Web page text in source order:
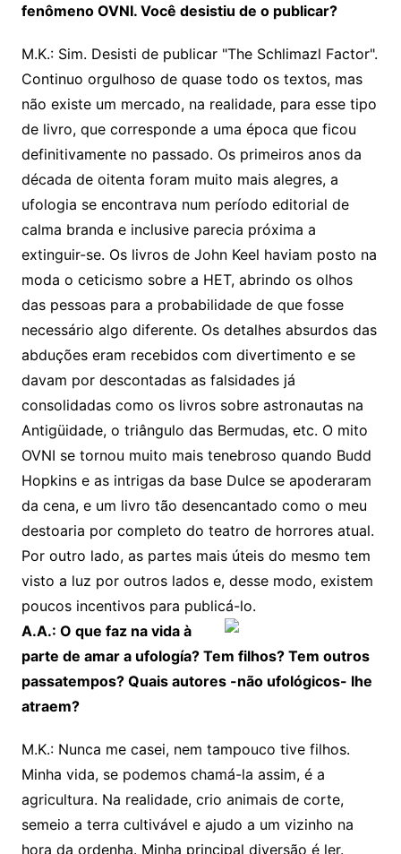
fenômeno OVNI. Você desistiu de o publicar?
M.K.: Sim. Desisti de publicar "The Schlimazl Factor".
Continuo orgulhoso de quase todo os textos, mas
não existe um mercado, na realidade, para esse tipo
de livro, que corresponde a uma época que ficou
definitivamente no passado. Os primeiros anos da
década de oitenta foram muito mais alegres, a
ufologia se encontrava num período editorial de
calma branda e inclusive parecia próxima a
extinguir-se. Os livros de John Keel haviam posto na
moda o ceticismo sobre a HET, abrindo os olhos
das pessoas para a probabilidade de que fosse
necessário algo diferente. Os detalhes absurdos das
abduções eram recebidos com divertimento e se
davam por descontadas as falsidades já
consolidadas como os livros sobre astronautas na
Antigüidade, o triângulo das Bermudas, etc. O mito
OVNI se tornou muito mais tenebroso quando Budd
Hopkins e as intrigas da base Dulce se apoderaram
da cena, e um livro tão desencantado como o meu
destoaria por completo do teatro de horrores atual.
Por outro lado, as partes mais úteis do mesmo tem
visto a luz por outros lados e, desse modo, existem
poucos incentivos para publicá-lo.
A.A.: O que faz na vida à
parte de amar a ufología? Tem filhos? Tem outros
passatempos? Quais autores -não ufológicos- lhe
atraem?
M.K.: Nunca me casei, nem tampouco tive filhos.
Minha vida, se podemos chamá-la assim, é a
agricultura. Na realidade, crio animais de corte,
semeio a terra cultivável e ajudo a um vizinho na
hora da ordenha. Minha principal diversão é ler.